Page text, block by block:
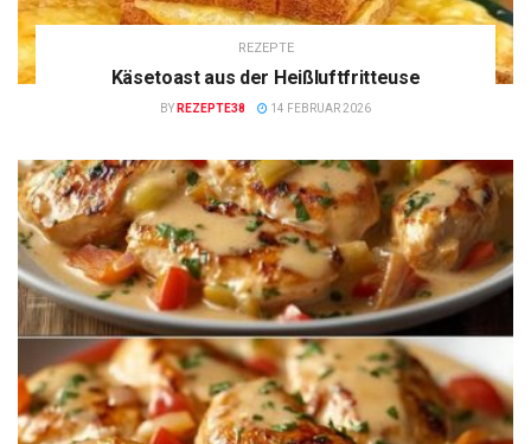
REZEPTE
Käsetoast aus der Heißluftfritteuse
BY REZEPTE38 14 FEBRUAR 2026